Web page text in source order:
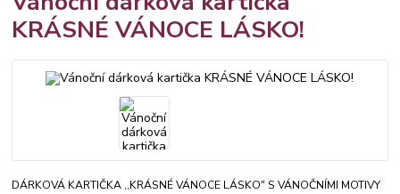
KRÁSNÉ VÁNOCE LÁSKO!
DÁRKOVÁ KARTIČKA ,,KRÁSNÉ VÁNOCE LÁSKO" S VÁNOČNÍMI MOTIVY